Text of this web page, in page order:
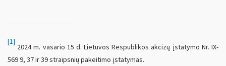
[1]
2024 m. vasario 15 d. Lietuvos Respublikos akcizų įstatymo Nr. IX-
569 9, 37 ir 39 straipsnių pakeitimo įstatymas.